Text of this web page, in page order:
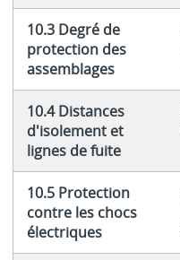
10.3 Degré de
protection des
assemblages
10.4 Distances
d'isolement et
lignes de fuite
10.5 Protection
contre les chocs
électriques